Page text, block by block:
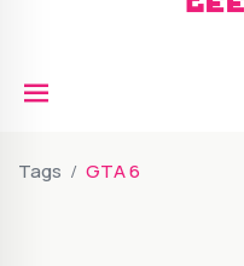
Tags GTA 6